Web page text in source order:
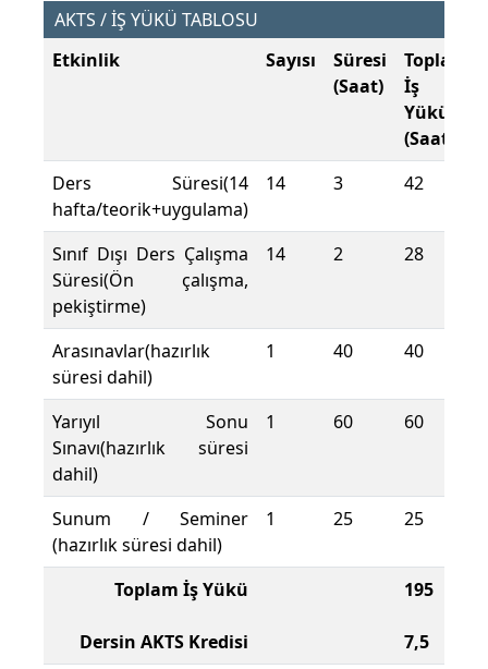
AKTS / İŞ YÜKÜ TABLOSU
Etkinlik
Sayısı
Süresi
(Saat)
Toplam
İş
Yükü
(Saat)
Ders Süresi(14
hafta/teorik+uygulama)
14 3 42
Sınıf Dışı Ders Çalışma
Süresi(Ön çalışma,
pekiştirme)
14 2 28
Arasınavlar(hazırlık
süresi dahil)
1 40 40
Yarıyıl Sonu
Sınavı(hazırlık süresi
dahil)
1 60 60
Sunum / Seminer
(hazırlık süresi dahil)
1 25 25
Toplam İş Yükü
Dersin AKTS Kredisi
195
7,5